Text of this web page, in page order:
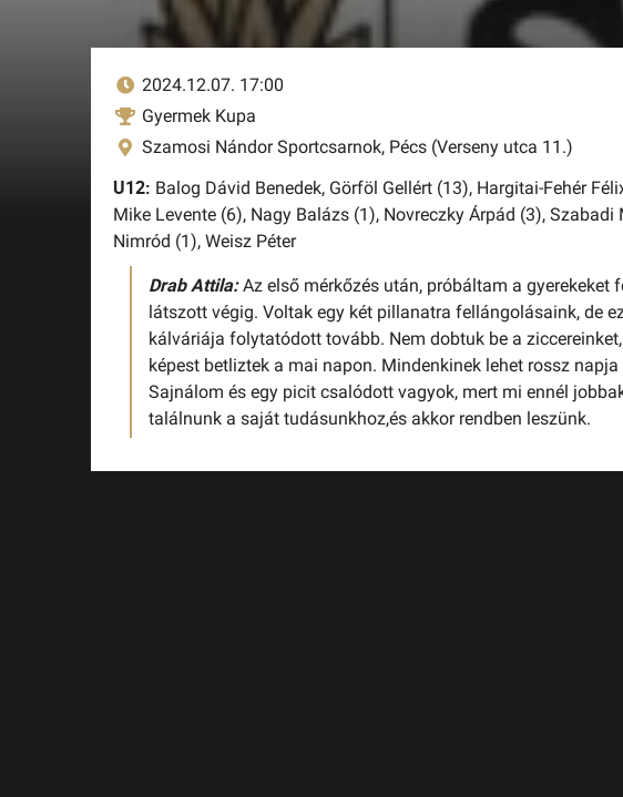
2024.12.07. 17:00
Gyermek Kupa
Szamosi Nándor Sportcsarnok, Pécs (Verseny utca 11.)
U12: Balog Dávid Benedek, Görföl Gellért (13), Hargitai-Fehér
Mike Levente (6), Nagy Balázs (1), Novreczky Árpád (3), Szabadi
Nimród (1), Weisz Péter
Drab Attila:Az első mérkőzés után, próbáltam a
látszott végig. Voltak egy két pillanatra fellángolásaink, de
kálváriája folytatódott tovább. Nem dobtuk be a
képest betliztek a mai napon. Mindenkinek lehet rossz
Sajnálom és egy picit csalódott vagyok, mert mi ennél
találnunk a saját tudásunkhoz,és akkor rendben leszünk.